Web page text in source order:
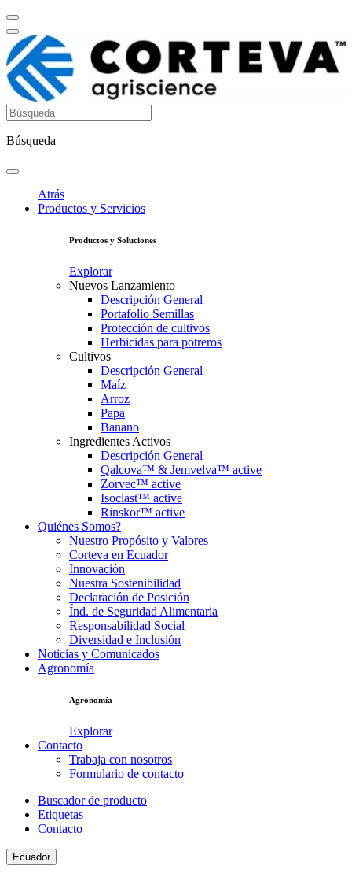
Búsqueda
Atrás
Productos y Servicios
Productos y Soluciones
Explorar
Nuevos Lanzamiento
Descripción General
Portafolio Semillas
Protección de cultivos
Herbicidas para potreros
Cultivos
Descripción General
Maíz
Arroz
Papa
Banano
Ingredientes Activos
Descripción General
Qalcova™ & Jemvelva™ active
Zorvec™ active
Isoclast™ active
Rinskor™ active
Quiénes Somos?
Nuestro Propósito y Valores
Corteva en Ecuador
Innovación
Nuestra Sostenibilidad
Declaración de Posición
Índ. de Seguridad Alimentaria
Responsabilidad Social
Diversidad e Inclusión
Noticias y Comunicados
Agronomía
Agronomía
Explorar
Contacto
Trabaja con nosotros
Formulario de contacto
Buscador de producto
Etiquetas
Contacto
Ecuador